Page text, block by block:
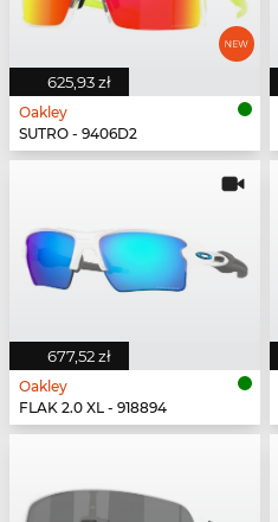
625,93 zł
Oakley
SUTRO - 9406D2
677,52 zł
Oakley
FLAK 2.0 XL - 918894